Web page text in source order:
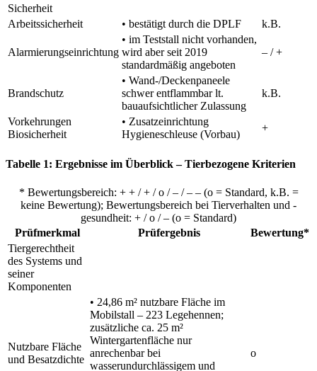
Sicherheit
Arbeitssicherheit
• bestätigt durch die DPLF k.B.
Alarmierungseinrichtung
• im Teststall nicht vorhanden,
wird aber seit 2019
standardmäßig angeboten
– / +
Brandschutz
• Wand-/Deckenpaneele
schwer entflammbar lt.
bauaufsichtlicher Zulassung
k.B.
Vorkehrungen
Biosicherheit
• Zusatzeinrichtung
Hygieneschleuse (Vorbau)
+
Tabelle 1: Ergebnisse im Überblick – Tierbezogene Kriterien
* Bewertungsbereich: + + / + / o / – / – – (o = Standard, k.B. =
keine Bewertung); Bewertungsbereich bei Tierverhalten und -
gesundheit: + / o / – (o = Standard)
Prüfmerkmal
Prüfergebnis
Bewertung*
Tiergerechtheit
des Systems und
seiner
Komponenten
Nutzbare Fläche
und Besatzdichte
• 24,86 m² nutzbare Fläche im
Mobilstall – 223 Legehennen;
zusätzliche ca. 25 m²
Wintergartenfläche nur
anrechenbar bei
wasserundurchlässigem und
o